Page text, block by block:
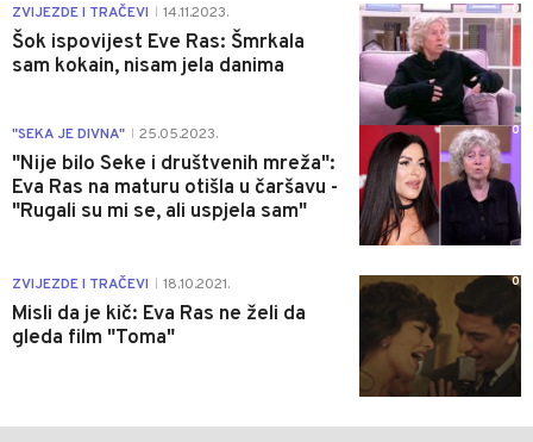
ZVIJEZDE I TRAČEVI 14.11.2023.
Šok ispovijest Eve Ras: Šmrkala
sam kokain, nisam jela danima
0
"SEKA JE DIVNA" 25.05.2023.
"Nije bilo Seke i društvenih mreža":
Eva Ras na maturu otišla u čaršavu -
"Rugali su mi se, ali uspjela sam"
0
ZVIJEZDE I TRAČEVI 18.10.2021.
Misli da je kič: Eva Ras ne želi da
gleda film "Toma"
0